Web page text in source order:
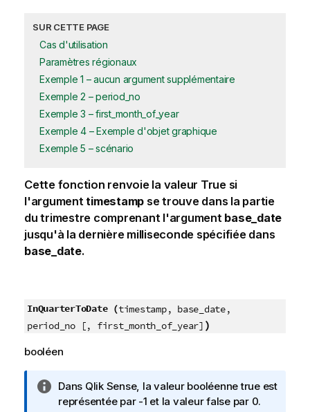
SUR CETTE PAGE
Cas d'utilisation
Paramètres régionaux
Exemple 1 – aucun argument supplémentaire
Exemple 2 – period_no
Exemple 3 – first_month_of_year
Exemple 4 – Exemple d'objet graphique
Exemple 5 – scénario
Cette fonction renvoie la valeur Truesi
l'argument timestamp se trouve dans la partie
du trimestre comprenant l'argument base_date
jusqu'à la dernière milliseconde spécifiée dans
base_date.
InQuarterToDate (timestamp, base_date,
period_no [, first_month_of_year] )
booléen
N
o
Dans Qlik Sense, la valeur booléenne true est
représentée par -1 et la valeur false par 0.